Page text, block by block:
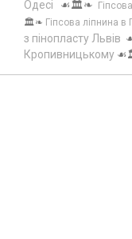
Одесі ☙🏛️❧
🏛️❧ Гіпсова ліпнина в
з пінопласту Львів
Кропивницькому